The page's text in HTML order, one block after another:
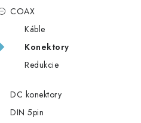
COAX
Káble
Konektory
Redukcie
DC konektory
DIN 5pin